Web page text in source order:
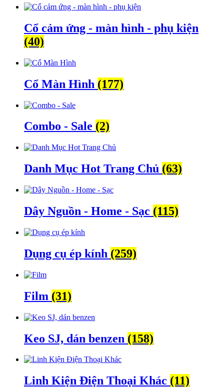
Cổ cảm ứng - màn hình - phụ kiện
(40)
Cổ Màn Hình (177)
Combo - Sale (2)
Danh Mục Hot Trang Chủ (63)
Dây Nguồn - Home - Sạc (115)
Dụng cụ ép kính (259)
Film (31)
Keo SJ, dán benzen (158)
Linh Kiện Điện Thoại Khác (11)